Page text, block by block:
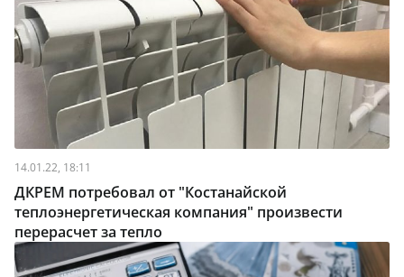
14.01.22, 18:11
ДКРЕМ потребовал от "Костанайской
теплоэнергетическая компания" произвести
перерасчет за тепло